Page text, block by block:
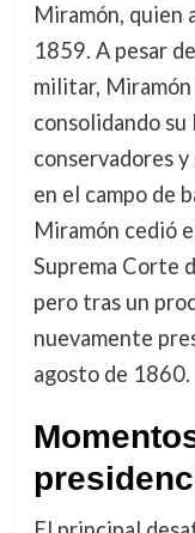
Miramón, quien
1859. A pesar
militar,
consolidando
conservadores
en el campo de
Miramón cedió
Suprema Corte
pero tras un
nuevamente
agosto de 1860.